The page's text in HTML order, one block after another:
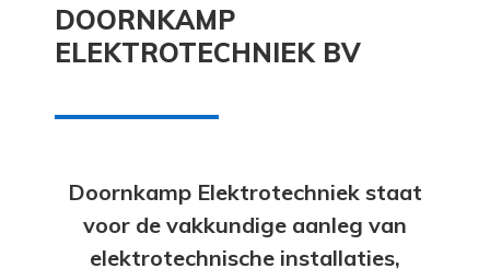
DOORNKAMP
ELEKTROTECHNIEK BV
Doornkamp Elektrotechniek staat
voor de vakkundige aanleg van
elektrotechnische installaties,